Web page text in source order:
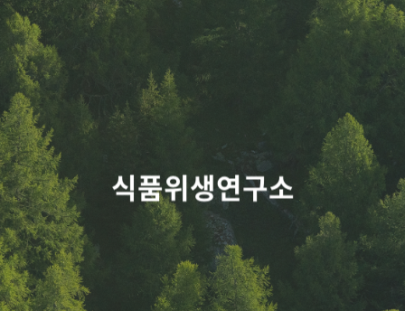
식품위생연구소